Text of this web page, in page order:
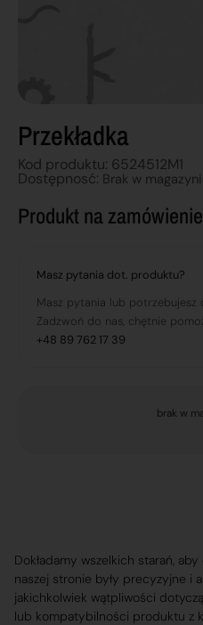
Przekładka
Kod produktu: 6524512M1
Dostępnosć: Brak w
Produkt na zamówienie
Masz pytania dot. produktu?
Masz pytania lub
Zadzwoń do nas, chętnie
+48 89 762 17 39
brak w
Dokładamy wszelkich starań,
naszej stronie były precyzyjne i
jakichkolwiek wątpliwości
lub kompatybilności produktu z